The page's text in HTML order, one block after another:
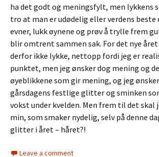
ha det godt og meningsfylt, men lykkens
tro at man er udødelig eller verdens beste
evner, lukk øynene og prøv å trylle frem
blir omtrent sammen sak. For det nye
derfor ikke lykke, nettopp fordi jeg er
punktet, men jeg ønsker dog mening og
øyeblikkene som gir mening, og jeg
gårsdagens festlige glitter og sminken
vokst under kvelden. Men frem til det skal
min, som smaker nydelig, selv på denne
glitter i året – håret?!
Leave a comment